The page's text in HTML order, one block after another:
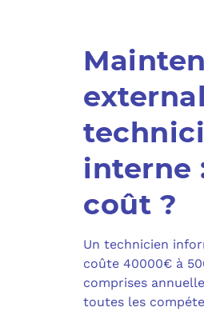
interne
coût ?
Un technicien
coûte 40000€ à
comprises
toutes les